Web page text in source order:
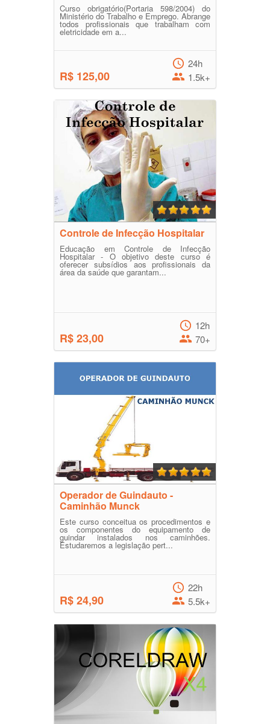
Curso obrigatório(Portaria 598/2004) do
Ministério do Trabalho e Emprego. Abrange
todos profissionais que trabalham com
eletricidade em a...
R$ 125,00
24h
1.5k+
Controle de Infecção Hospitalar
Educação em Controle de Infecção
Hospitalar - O objetivo deste curso é
oferecer subsídios aos profissionais da
área da saúde que garantam...
R$ 23,00
12h
70+
Operador de Guindauto -
Caminhão Munck
Este curso conceitua os procedimentos e
os componentes do equipamento de
guindar instalados nos caminhões.
Estudaremos a legislação pert...
R$ 24,90
22h
5.5k+